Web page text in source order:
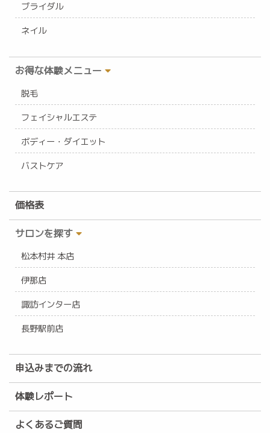
ブライダル
ネイル
お得な体験メニュー
脱毛
フェイシャルエステ
ボディー・ダイエット
バストケア
価格表
サロンを探す
松本村井 本店
伊那店
諏訪インター店
長野駅前店
申込みまでの流れ
体験レポート
よくあるご質問